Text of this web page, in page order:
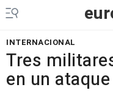
INTERNACIONAL
Tres
en un